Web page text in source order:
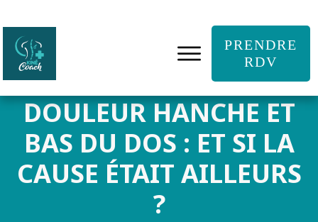
PRENDRE
RDV
DOULEUR HANCHE ET
BAS DU DOS : ET SI LA
CAUSE ÉTAIT AILLEURS
?